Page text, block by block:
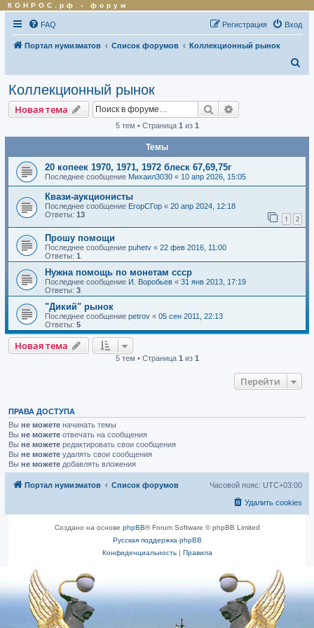
КОНРОС.рф - форум
FAQ Вход
Регистрация
Портал нумизматов Список форумов
Коллекционный рынок
Коллекционный рынок
Новая тема Поиск
5 тем • Страница 1 из 1
Темы
20 копеек 1970, 1971, 1972 блеск 67,69,75г
Последнее сообщение Михаил3030 « 10 апр 2026, 15:05
Квази-аукционисты
Последнее сообщение ЕгорСГор « 20 апр 2024, 12:18
Ответы: 13 1 2
Прошу помощи
Последнее сообщение puhetv « 22 фев 2016, 11:00
Ответы: 1
Нужна помощь по монетам ссср
Последнее сообщение И. Воробьев « 31 янв 2013, 17:19
Ответы: 3
"Дикий" рынок
Последнее сообщение petrov « 05 сен 2011, 22:13
Ответы: 5
Новая тема
5 тем • Страница 1 из 1
Перейти
ПРАВА ДОСТУПА
Вы не можете начинать темы
Вы не можете отвечать на сообщения
Вы не можете редактировать свои сообщения
Вы не можете удалять свои сообщения
Вы не можете добавлять вложения
Портал нумизматов Список форумов Часовой пояс: UTC+03:00
Удалить cookies
Создано на основе phpBB® Forum Software © phpBB Limited
Русская поддержка phpBB
Конфиденциальность| Правила